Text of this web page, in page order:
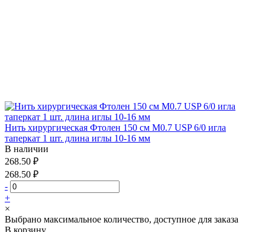
Нить хирургическая Фтолен 150 см М0.7 USP 6/0 игла
таперкат 1 шт. длина иглы 10-16 мм
В наличии
268.50 ₽
268.50 ₽
-
+
×
Выбрано максимальное количество, доступное для заказа
В корзину